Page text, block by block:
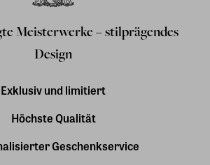
Meisterwerke – stilprägendes
Design
Exklusiv und limitiert
Höchste Qualität
Geschenkservice